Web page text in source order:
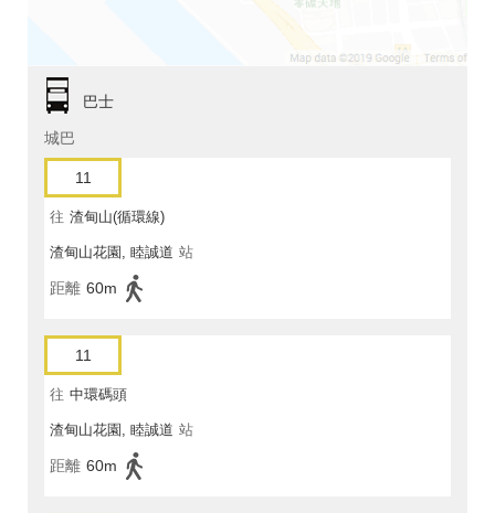
巴士
城巴
11
往 渣甸山(循環線)
渣甸山花園, 睦誠道 站
距離 60m
11
往 中環碼頭
渣甸山花園, 睦誠道 站
距離 60m